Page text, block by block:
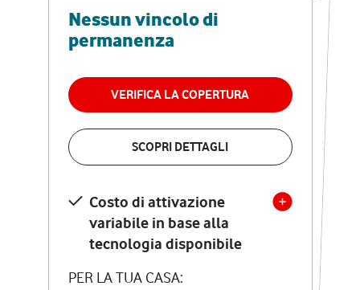
Nessun vincolo di
permanenza
VERIFICA LA COPERTURA
SCOPRI DETTAGLI
Costo di attivazione
variabile in base alla
tecnologia disponibile
PER LA TUA CASA:
RETE FISSA + VODAFONE CLUB
29,95€
permanenza
VERIFICA LA COPERTURA
Costo di attivazione
variabile in base alla
tecnologia disponibile
PER LA TUA CASA: